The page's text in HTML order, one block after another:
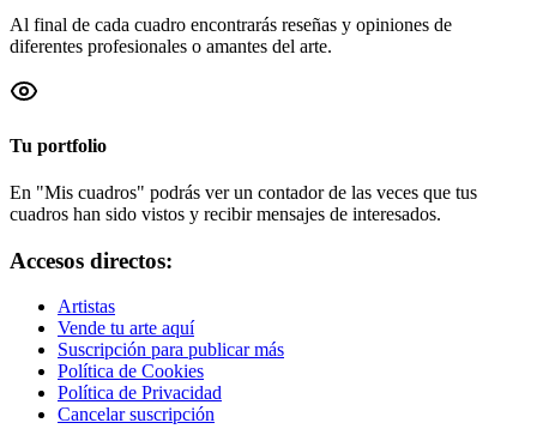
Al final de cada cuadro encontrarás reseñas y opiniones de
diferentes profesionales o amantes del arte.
Tu portfolio
En "Mis cuadros" podrás ver un contador de las veces que tus
cuadros han sido vistos y recibir mensajes de interesados.
Accesos directos:
Artistas
Vende tu arte aquí
Suscripción para publicar más
Política de Cookies
Política de Privacidad
Cancelar suscripción